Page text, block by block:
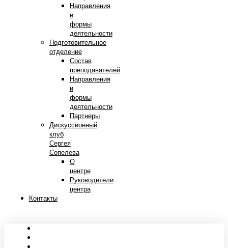
Направления
и
формы
деятельности
Подготовительное
отделение
Состав
преподавателей
Направления
и
формы
деятельности
Партнеры
Дискуссионный
клуб
Сергея
Сопелева
О
центре
Руководители
центра
Контакты